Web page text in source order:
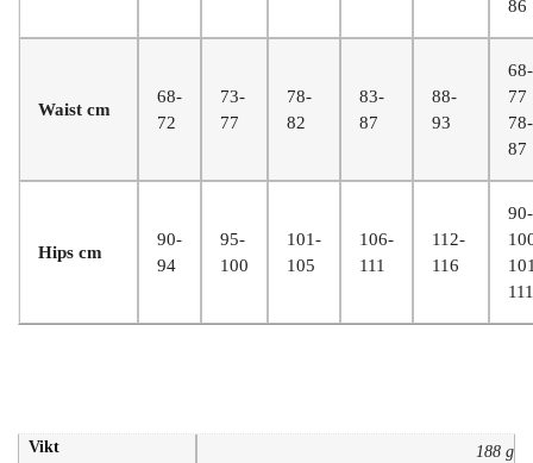
86
Waist cm
68-
72
73-
77
78-
82
83-
87
88-
93
68-
78-
87
Hips cm
90-
94
95-
100
101-
105
106-
111
112-
116
90-
111
Vikt 188 g